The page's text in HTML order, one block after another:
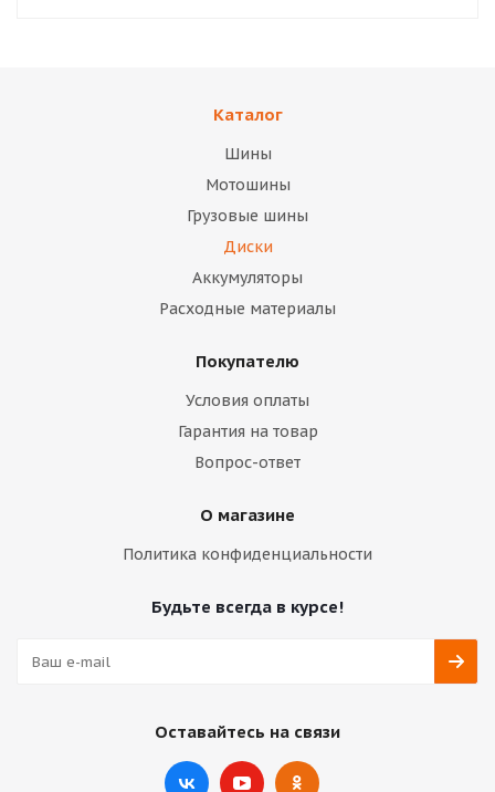
Каталог
Шины
Мотошины
Грузовые шины
Диски
Аккумуляторы
Расходные материалы
Покупателю
Условия оплаты
Гарантия на товар
Вопрос-ответ
О магазине
Политика конфиденциальности
Будьте всегда в курсе!
Оставайтесь на связи